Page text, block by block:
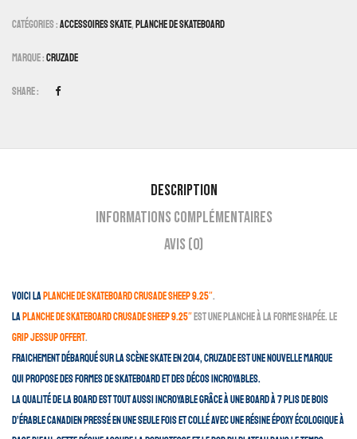
Catégories :Accessoires Skate, Planche De Skateboard
Marque :Cruzade
Share :
Description
Informations complémentaires
Avis (0)
Voici la planche de skateboard Crusade Sheep 9.25″.
La planche de skateboard Crusade Sheep 9.25″ est une planche à la forme shapée. Le
Grip JESSUP Offert.
Fraichement débarqué sur la scène skate en 2014, Cruzade est une nouvelle marque
qui propose des formes de skateboard et des décos incroyables.
La qualité de la board est tout aussi incroyable grâce à une board à 7 plis de bois
d’érable canadien pressé en une seule fois et collé avec une résine époxy écologique à